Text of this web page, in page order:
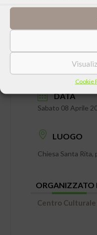
Cookie
DATA
Sabato 08 Aprile
LUOGO
Chiesa Santa Rita,
ORGANIZZATO
Centro